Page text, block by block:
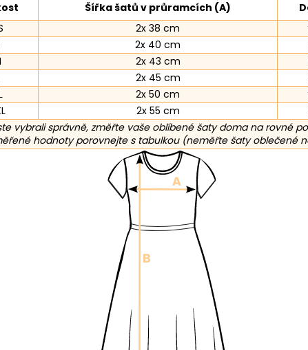
Šířka šatů v průramcích (A)
2x 38 cm
2x 40 cm
2x 43 cm
2x 45 cm
2x 50 cm
2x 55 cm
vybrali správně, změřte vaše oblíbené šaty doma na rovné
hodnoty porovnejte s tabulkou (neměřte šaty oblečené